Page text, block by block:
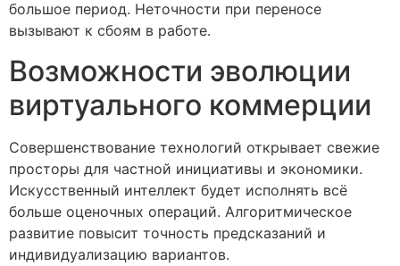
большое период. Неточности при переносе
вызывают к сбоям в работе.
Возможности эволюции
виртуального коммерции
Совершенствование технологий открывает свежие
просторы для частной инициативы и экономики.
Искусственный интеллект будет исполнять всё
больше оценочных операций. Алгоритмическое
развитие повысит точность предсказаний и
индивидуализацию вариантов.